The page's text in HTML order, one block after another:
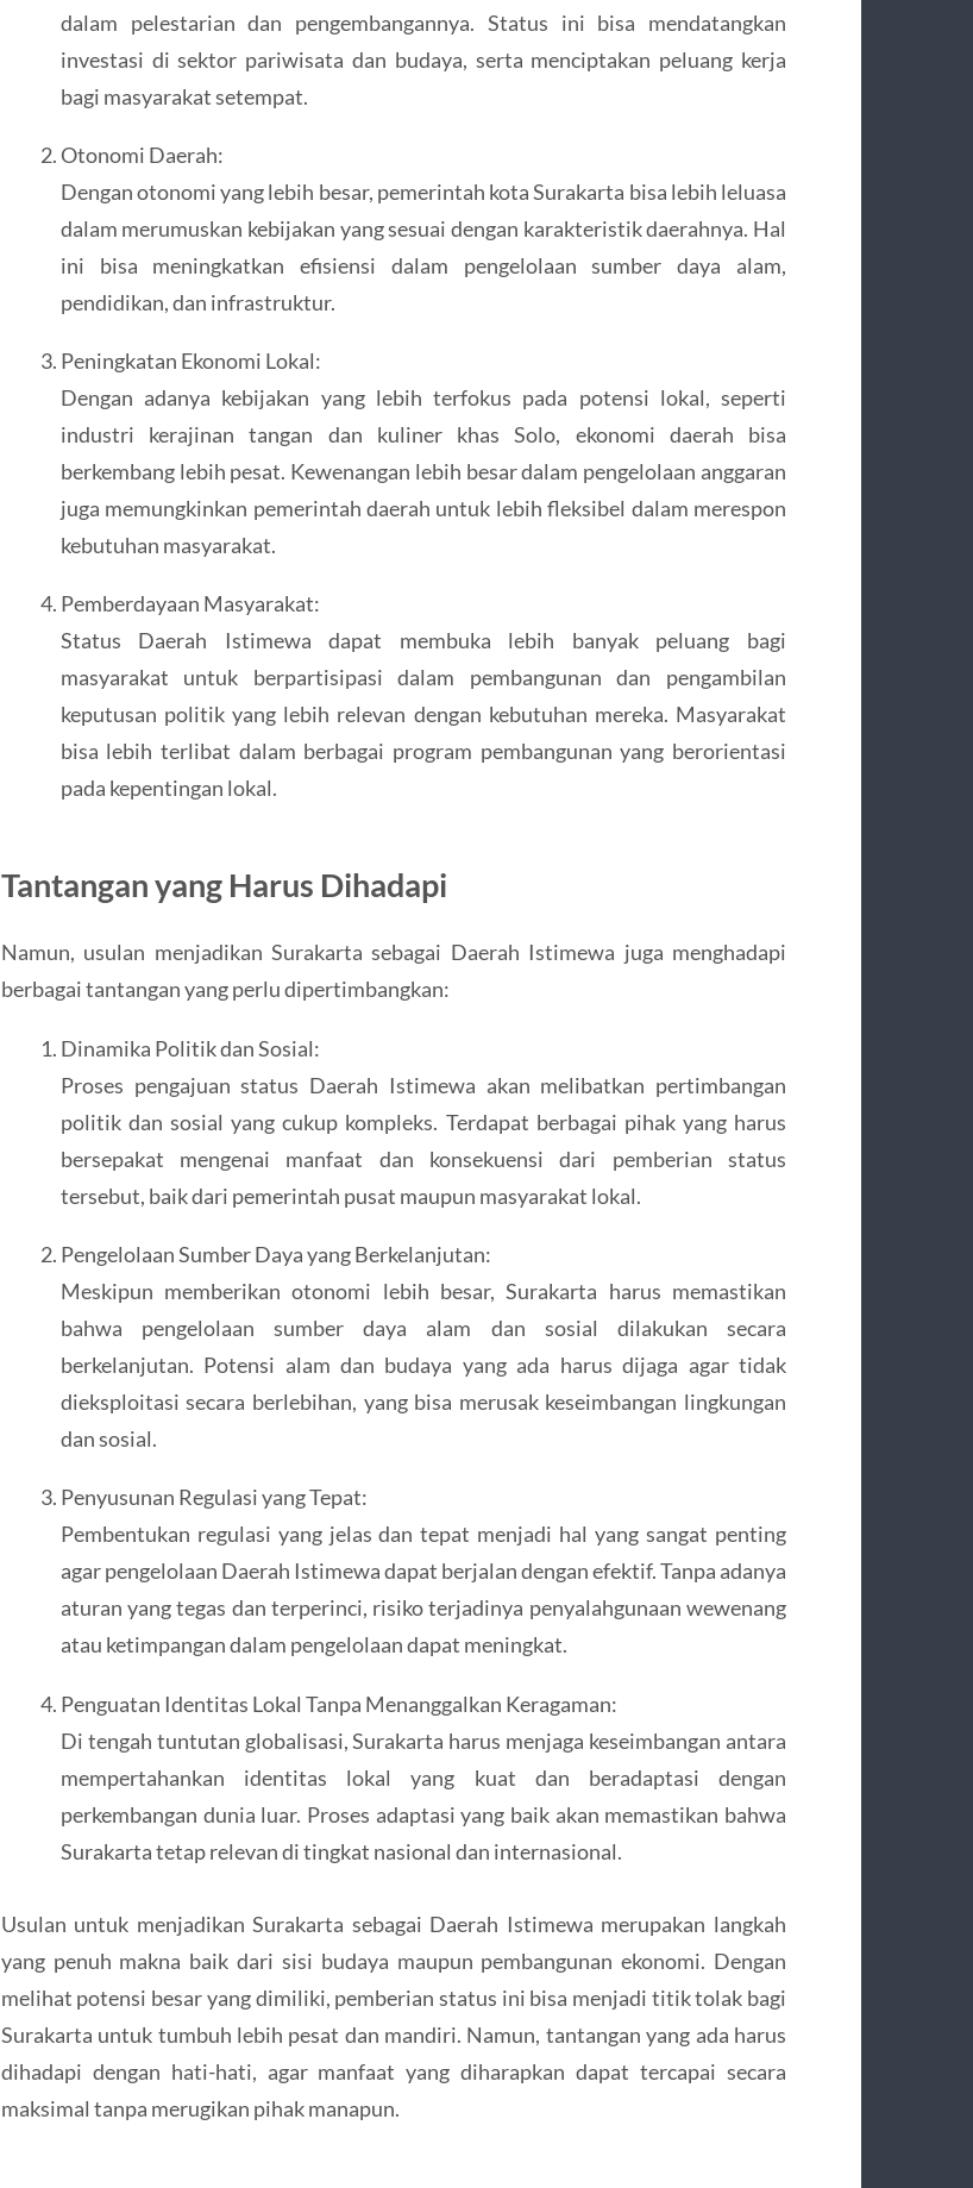
dalam pelestarian dan pengembangannya. Status ini bisa mendatangkan
investasi di sektor pariwisata dan budaya, serta menciptakan peluang kerja
bagi masyarakat setempat.
Otonomi Daerah:
Dengan otonomi yang lebih besar, pemerintah kota Surakarta bisa lebih leluasa
dalam merumuskan kebijakan yang sesuai dengan karakteristik daerahnya. Hal
ini bisa meningkatkan efisiensi dalam pengelolaan sumber daya alam,
pendidikan, dan infrastruktur.
Peningkatan Ekonomi Lokal:
Dengan adanya kebijakan yang lebih terfokus pada potensi lokal, seperti
industri kerajinan tangan dan kuliner khas Solo, ekonomi daerah bisa
berkembang lebih pesat. Kewenangan lebih besar dalam pengelolaan anggaran
juga memungkinkan pemerintah daerah untuk lebih fleksibel dalam merespon
kebutuhan masyarakat.
Pemberdayaan Masyarakat:
Status Daerah Istimewa dapat membuka lebih banyak peluang bagi
masyarakat untuk berpartisipasi dalam pembangunan dan pengambilan
keputusan politik yang lebih relevan dengan kebutuhan mereka. Masyarakat
bisa lebih terlibat dalam berbagai program pembangunan yang berorientasi
pada kepentingan lokal.
Tantangan yang Harus Dihadapi
Namun, usulan menjadikan Surakarta sebagai Daerah Istimewa juga menghadapi
berbagai tantangan yang perlu dipertimbangkan:
Dinamika Politik dan Sosial:
Proses pengajuan status Daerah Istimewa akan melibatkan pertimbangan
politik dan sosial yang cukup kompleks. Terdapat berbagai pihak yang harus
bersepakat mengenai manfaat dan konsekuensi dari pemberian status
tersebut, baik dari pemerintah pusat maupun masyarakat lokal.
Pengelolaan Sumber Daya yang Berkelanjutan:
Meskipun memberikan otonomi lebih besar, Surakarta harus memastikan
bahwa pengelolaan sumber daya alam dan sosial dilakukan secara
berkelanjutan. Potensi alam dan budaya yang ada harus dijaga agar tidak
dieksploitasi secara berlebihan, yang bisa merusak keseimbangan lingkungan
dan sosial.
Penyusunan Regulasi yang Tepat:
Pembentukan regulasi yang jelas dan tepat menjadi hal yang sangat penting
agar pengelolaan Daerah Istimewa dapat berjalan dengan efektif. Tanpa adanya
aturan yang tegas dan terperinci, risiko terjadinya penyalahgunaan wewenang
atau ketimpangan dalam pengelolaan dapat meningkat.
Penguatan Identitas Lokal Tanpa Menanggalkan Keragaman:
Di tengah tuntutan globalisasi, Surakarta harus menjaga keseimbangan antara
mempertahankan identitas lokal yang kuat dan beradaptasi dengan
perkembangan dunia luar. Proses adaptasi yang baik akan memastikan bahwa
Surakarta tetap relevan di tingkat nasional dan internasional.
Usulan untuk menjadikan Surakarta sebagai Daerah Istimewa merupakan langkah
yang penuh makna baik dari sisi budaya maupun pembangunan ekonomi. Dengan
melihat potensi besar yang dimiliki, pemberian status ini bisa menjadi titik tolak bagi
Surakarta untuk tumbuh lebih pesat dan mandiri. Namun, tantangan yang ada harus
dihadapi dengan hati-hati, agar manfaat yang diharapkan dapat tercapai secara
maksimal tanpa merugikan pihak manapun.